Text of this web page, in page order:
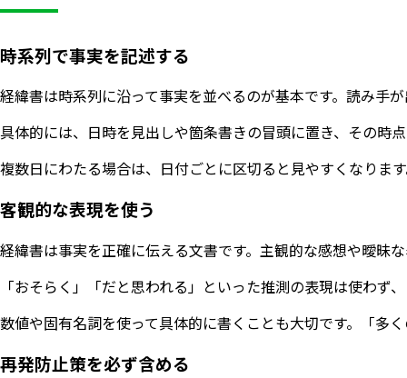
時系列で事実を記述する
経緯書は時系列に沿って事実を並べるのが基本です。読み手
具体的には、日時を見出しや箇条書きの冒頭に置き、その時
複数日にわたる場合は、日付ごとに区切ると見やすくなりま
客観的な表現を使う
経緯書は事実を正確に伝える文書です。主観的な感想や曖昧
「おそらく」「だと思われる」といった推測の表現は使わ
数値や固有名詞を使って具体的に書くことも大切です。「多
再発防止策を必ず含める